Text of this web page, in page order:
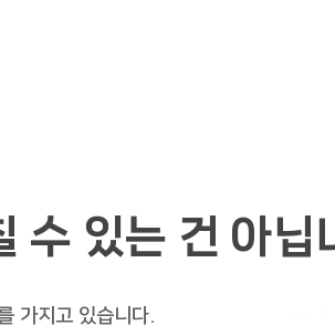
수 있는 건 아닙
가지고 있습니다.